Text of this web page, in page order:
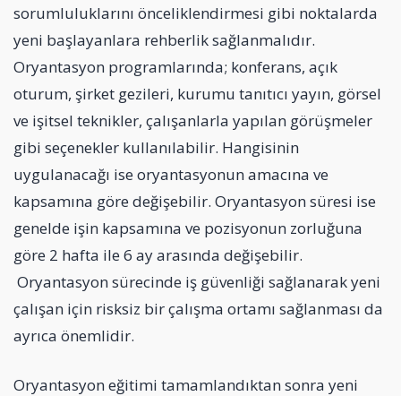
sorumluluklarını önceliklendirmesi gibi noktalarda
yeni başlayanlara rehberlik sağlanmalıdır.
Oryantasyon programlarında; konferans, açık
oturum, şirket gezileri, kurumu tanıtıcı yayın, görsel
ve işitsel teknikler, çalışanlarla yapılan görüşmeler
gibi seçenekler kullanılabilir. Hangisinin
uygulanacağı ise oryantasyonun amacına ve
kapsamına göre değişebilir. Oryantasyon süresi ise
genelde işin kapsamına ve pozisyonun zorluğuna
göre 2 hafta ile 6 ay arasında değişebilir.
Oryantasyon sürecinde iş güvenliği sağlanarak yeni
çalışan için risksiz bir çalışma ortamı sağlanması da
ayrıca önemlidir.
Oryantasyon eğitimi tamamlandıktan sonra yeni